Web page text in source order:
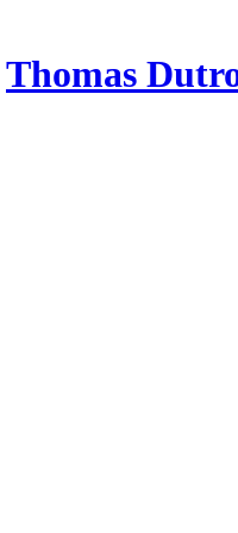
Thomas